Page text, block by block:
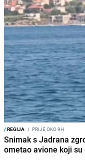
/REGIJA I PRIJE OKO 9H
Snimak s Jadrana
ometao avione koji